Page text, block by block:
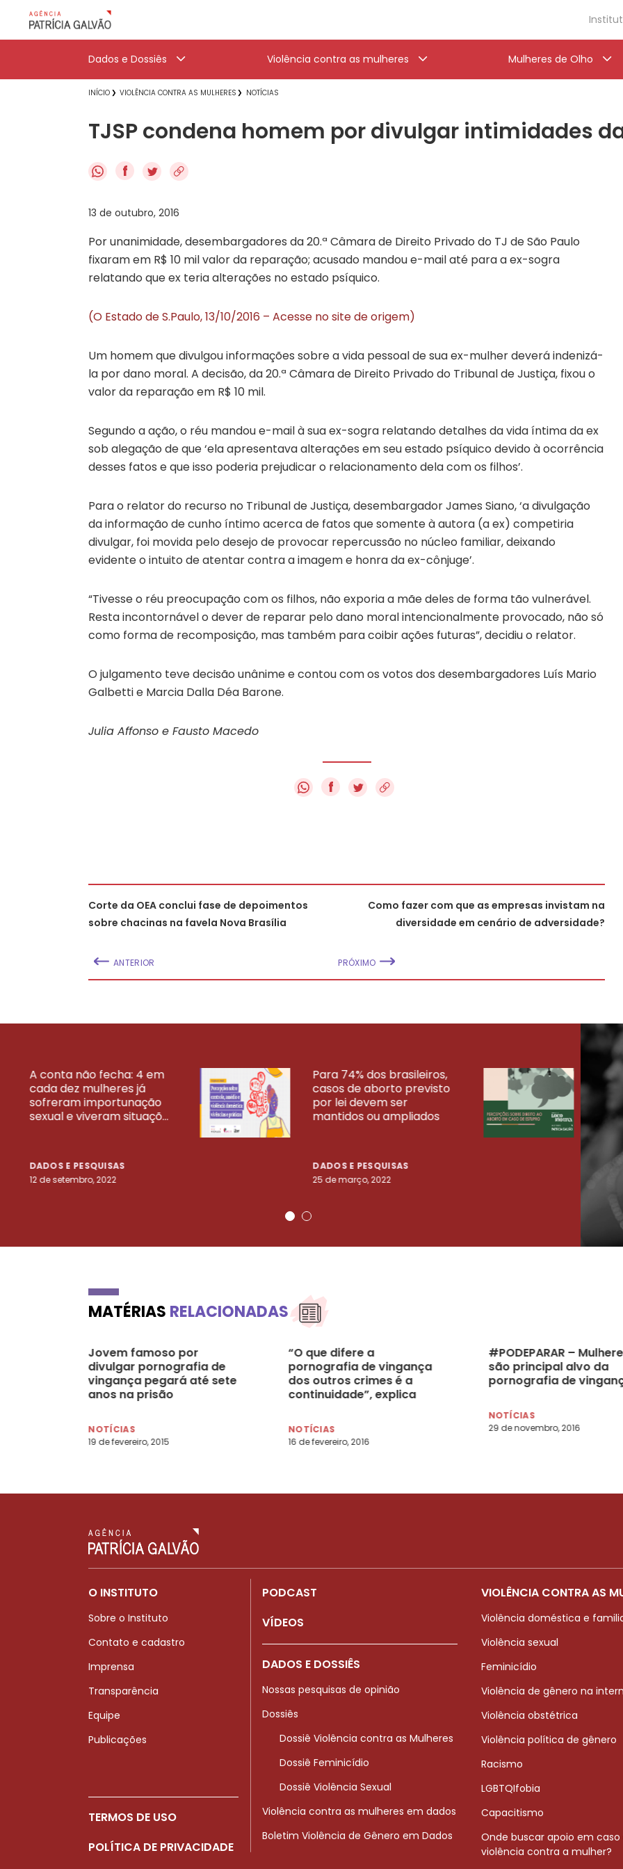
Dados e Dossiês Violência contra as mulheres Mulheres de Olho
INÍCIO VIOLÊNCIA CONTRA AS MULHERES NOTÍCIAS
TJSP condena homem por divulgar intimidades
f
13 de outubro, 2016
Por unanimidade, desembargadores da 20.ª Câmara de Direito Privado do TJ de São Paulo
fixaram em R$ 10 mil valor da reparação; acusado mandou e-mail até para a ex-sogra
relatando que ex teria alterações no estado psíquico.
(O Estado de S.Paulo, 13/10/2016 – Acesse no site de origem)
Um homem que divulgou informações sobre a vida pessoal de sua ex-mulher deverá indenizá-
la por dano moral. A decisão, da 20.ª Câmara de Direito Privado do Tribunal de Justiça, fixou o
valor da reparação em R$ 10 mil.
Segundo a ação, o réu mandou e-mail à sua ex-sogra relatando detalhes da vida íntima da ex
sob alegação de que ‘ela apresentava alterações em seu estado psíquico devido à ocorrência
desses fatos e que isso poderia prejudicar o relacionamento dela com os filhos’.
Para o relator do recurso no Tribunal de Justiça, desembargador James Siano, ‘a divulgação
da informação de cunho íntimo acerca de fatos que somente à autora (a ex) competiria
divulgar, foi movida pelo desejo de provocar repercussão no núcleo familiar, deixando
evidente o intuito de atentar contra a imagem e honra da ex-cônjuge’.
“Tivesse o réu preocupação com os filhos, não exporia a mãe deles de forma tão vulnerável.
Resta incontornável o dever de reparar pelo dano moral intencionalmente provocado, não só
como forma de recomposição, mas também para coibir ações futuras”, decidiu o relator.
O julgamento teve decisão unânime e contou com os votos dos desembargadores Luís Mario
Galbetti e Marcia Dalla Déa Barone.
Julia Affonso e Fausto Macedo
f
Corte da OEA conclui fase de depoimentos
sobre chacinas na favela Nova Brasília
ANTERIOR
Como fazer com que as empresas invistam na
diversidade em cenário de adversidade?
PRÓXIMO
A conta não fecha: 4 em
cada dez mulheres já
sofreram importunação
sexual e viveram situaçõ...
DADOS E PESQUISAS
12 de setembro, 2022
Para 74% dos brasileiros,
casos de aborto previsto
por lei devem ser
mantidos ou ampliados
DADOS E PESQUISAS
25 de março, 2022
23
VEJA MAIS PESQUISAS
MATÉRIAS RELACIONADAS
Jovem famoso por
divulgar pornografia de
vingança pegará até sete
anos na prisão
NOTÍCIAS
19 de fevereiro, 2015
“O que difere a
pornografia de vingança
dos outros crimes é a
continuidade”, explica
NOTÍCIAS
16 de fevereiro, 2016
#PODEPARAR –
são principal alvo da
pornografia de
NOTÍCIAS
29 de novembro, 2016
O INSTITUTO
Sobre o Instituto
Contato e cadastro
Imprensa
Transparência
Equipe
Publicações
TERMOS DE USO
POLÍTICA DE PRIVACIDADE
PODCAST
VÍDEOS
DADOS E DOSSIÊS
Nossas pesquisas de opinião
Dossiês
Dossiê Violência contra as Mulheres
Dossiê Feminicídio
Dossiê Violência Sexual
Violência contra as mulheres em dados
Boletim Violência de Gênero em Dados
VIOLÊNCIA CONTRA AS
Violência doméstica e
Violência sexual
Feminicídio
Violência de gênero na
Violência obstétrica
Violência política de gênero
Racismo
LGBTQIfobia
Capacitismo
Onde buscar apoio em caso
violência contra a mulher?